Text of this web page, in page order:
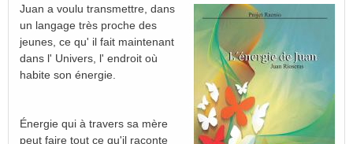
Juan a voulu transmettre, dans
un langage très proche des
jeunes, ce qu' il fait maintenant
dans l' Univers, l' endroit où
habite son énergie.
Énergie qui à travers sa mère
peut faire tout ce qu'il raconte